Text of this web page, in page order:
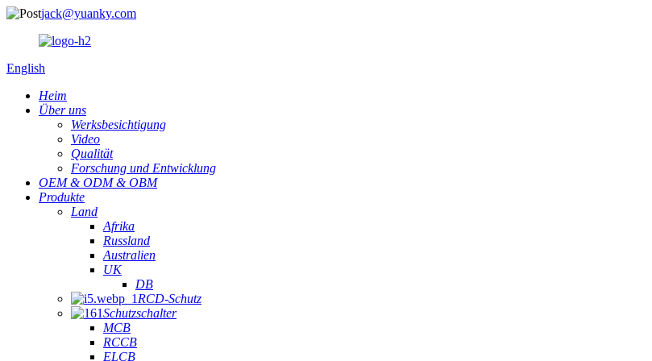
jack@yuanky.com
English
Heim
Über uns
Werksbesichtigung
Video
Qualität
Forschung und Entwicklung
OEM & ODM & OBM
Produkte
Land
Afrika
Russland
Australien
UK
DB
RCD-Schutz
Schutzschalter
MCB
RCCB
ELCB